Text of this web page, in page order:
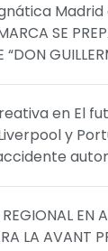
Madrid
SE
“DON
en El
y
EN
LA AVANT